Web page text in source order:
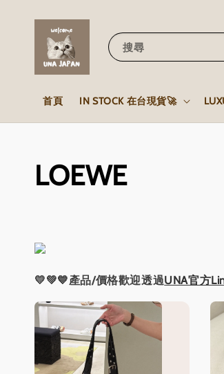
搜尋
首頁 IN STOCK 在台現貨🚀
LOEWE
💛💚💙產品/價格歡迎透過UNA官方